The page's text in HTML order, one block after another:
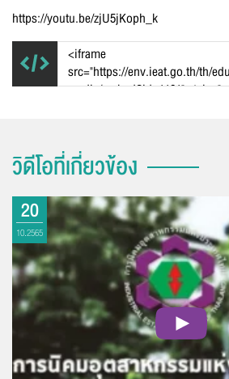
https://youtu.be/zjU5jKoph_k
วิดีโอที่เกี่ยวข้อง
20
10.2565
แจ้งไฟล์เสีย
หัวข้อเรื่อง :